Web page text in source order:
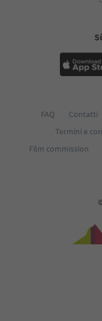
FAQ Contatti
Termini e
Film commission